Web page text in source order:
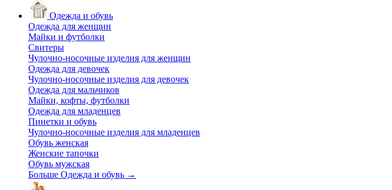
Одежда и обувь
Одежда для женщин
Майки и футболки
Свитеры
Чулочно-носочные изделия для женщин
Одежда для девочек
Чулочно-носочные изделия для девочек
Одежда для мальчиков
Майки, кофты, футболки
Одежда для младенцев
Пинетки и обувь
Чулочно-носочные изделия для младенцев
Обувь женская
Женские тапочки
Обувь мужская
Больше Одежда и обувь →